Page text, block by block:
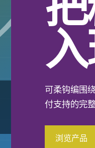
可柔钩编围
付支持的完
浏览产品